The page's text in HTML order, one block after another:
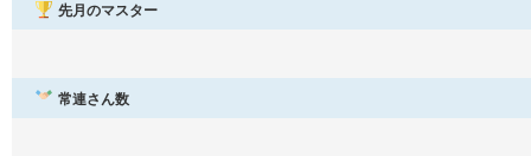
先月のマスター
常連さん数